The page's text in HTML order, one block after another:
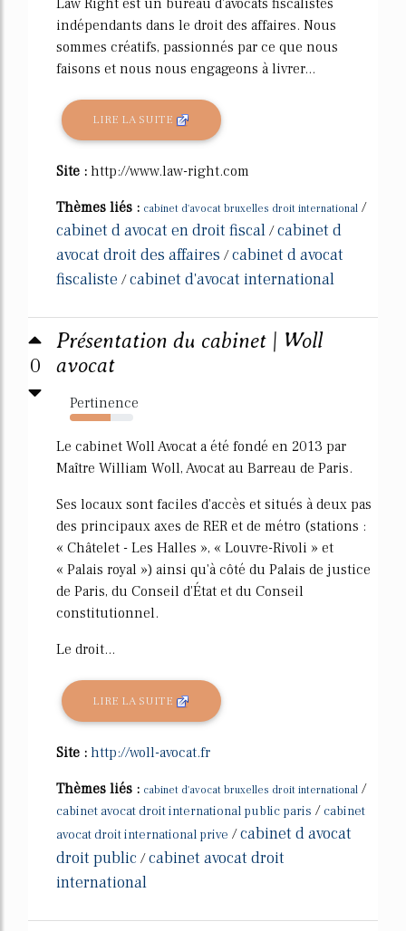
indépendants dans le droit des affaires. Nous
sommes créatifs, passionnés par ce que nous
faisons et nous nous engageons à livrer...
LIRE LA SUITE
Site : http://www.law-right.com
Thèmes liés : cabinet d'avocat bruxelles droit international /
cabinet d avocat en droit fiscal /cabinet d
avocat droit des affaires /cabinet d avocat
fiscaliste /cabinet d'avocat international
0
Présentation du cabinet | Woll
avocat
Pertinence
64%
Le cabinet Woll Avocat a été fondé en 2013 par
Maître William Woll, Avocat au Barreau de Paris.
Ses locaux sont faciles d'accès et situés à deux pas
des principaux axes de RER et de métro (stations :
« Châtelet - Les Halles », « Louvre-Rivoli » et
« Palais royal ») ainsi qu'à côté du Palais de justice
de Paris, du Conseil d'État et du Conseil
constitutionnel.
Le droit...
LIRE LA SUITE
Site : http://woll-avocat.fr
Thèmes liés : cabinet d'avocat bruxelles droit international /
cabinet avocat droit international public paris / cabinet
avocat droit international prive /cabinet d avocat
droit public /cabinet avocat droit
international